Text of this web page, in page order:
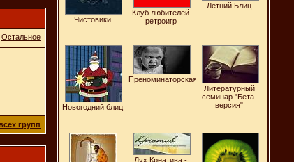
Остальное
групп
Чистовики
Клуб любителей
ретроигр
Летний Блиц
Новогодний блиц
Преноминаторская
Литературный
семинар "Бета-
версия"
Дух Креатива -